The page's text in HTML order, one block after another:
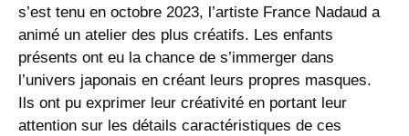
s’est tenu en octobre 2023, l’artiste France Nadaud a
animé un atelier des plus créatifs. Les enfants
présents ont eu la chance de s’immerger dans
l’univers japonais en créant leurs propres masques.
Ils ont pu exprimer leur créativité en portant leur
attention sur les détails caractéristiques de ces